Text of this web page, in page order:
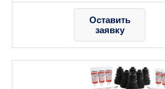
Оставить
заявку